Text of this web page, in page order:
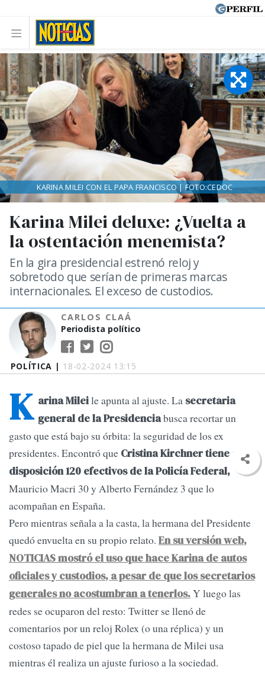
POLÍTICA | 18-02-2024 13:15
Karina Milei deluxe: ¿Vuelta a
la ostentación menemista?
En la gira presidencial estrenó reloj y
sobretodo que serían de primeras marcas
internacionales. El exceso de custodios.
CARLOS CLAÁ
Periodista político
KARINA MILEI CON EL PAPA FRANCISCO | FOTO:CEDOC
K arina Mileile apunta al ajuste. La secretaria
general de la Presidenciabusca recortar un
gasto que está bajo su órbita: la seguridad de los ex
presidentes. Encontró que Cristina Kirchner tiene a
disposición 120 efectivos de la Policía Federal,
Mauricio Macri 30 y Alberto Fernández 3 que lo
acompañan en España.
Pero mientras señala a la casta, la hermana del Presidente
quedó envuelta en su propio relato. En su versión web,
NOTICIAS mostró el uso que hace Karina de autos
oficiales y custodios, a pesar de que los secretarios
generales no acostumbran a tenerlos.Y luego las
redes se ocuparon del resto: Twitter se llenó de
comentarios por un reloj Rolex (o una réplica) y un
costoso tapado de piel que la hermana de Milei usa
mientras él realiza un ajuste furioso a la sociedad.